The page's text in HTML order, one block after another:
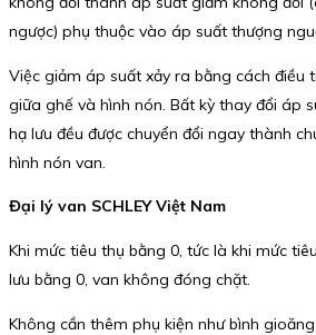
ngược) phụ thuộc vào áp suất thượng
Việc giảm áp suất xảy ra bằng cách
giữa ghế và hình nón. Bất kỳ thay đổi áp
hạ lưu đều được chuyển đổi ngay thành
hình nón van.
Đại lý van SCHLEY Việt Nam
Khi mức tiêu thụ bằng 0, tức là khi mức
lưu bằng 0, van không đóng chặt.
Không cần thêm phụ kiện như bình